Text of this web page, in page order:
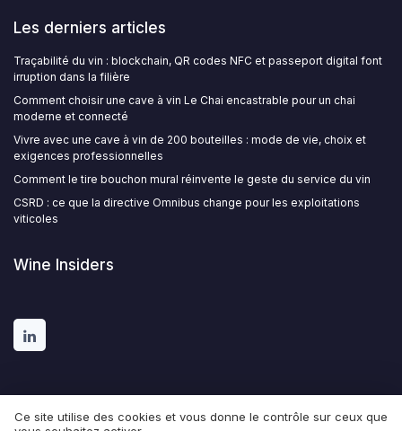
Les derniers articles
Traçabilité du vin : blockchain, QR codes NFC et passeport digital font
irruption dans la filière
Comment choisir une cave à vin Le Chai encastrable pour un chai
moderne et connecté
Vivre avec une cave à vin de 200 bouteilles : mode de vie, choix et
exigences professionnelles
Comment le tire bouchon mural réinvente le geste du service du vin
CSRD : ce que la directive Omnibus change pour les exploitations
viticoles
Wine Insiders
Ce site utilise des cookies et vous donne le contrôle sur ceux que